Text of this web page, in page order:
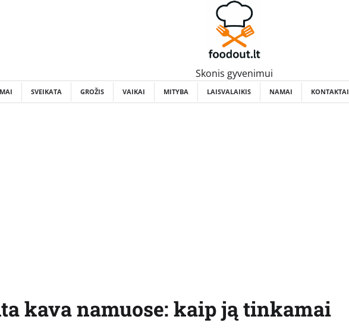
Skonis gyvenimui
SVEIKATA GROŽIS VAIKAI MITYBA LAISVALAIKIS NAMAI KONTAKTAI
kava namuose: kaip ją tinkamai